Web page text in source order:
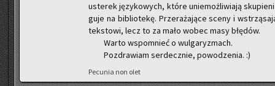
uste­rek ję­zy­ko­wych, które unie­moż­li­wia­ją
gu­je na bi­blio­te­kę. Prze­ra­ża­ją­ce sceny i
tek­sto­wi, lecz to za mało wobec masy błę­dów.
Warto wspo­mnieć o wul­ga­ry­zmach.
Po­zdra­wiam ser­decz­nie, po­wo­dze­nia. :)
Pe­cu­nia non olet